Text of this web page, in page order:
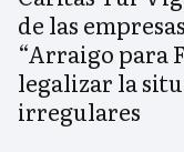
de las
“Arraigo para
legalizar la
irregulares